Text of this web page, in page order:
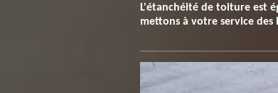
L'étanchéité de toiture est
mettons à votre service